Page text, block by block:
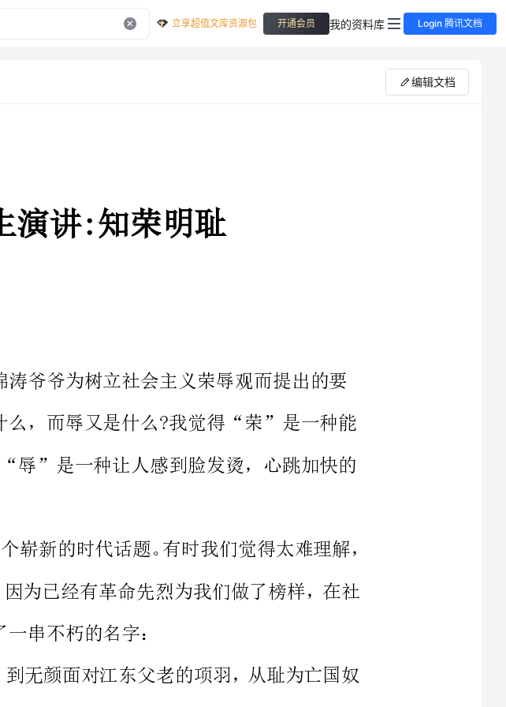
立享超值文库资源包 开通会员 我的资料库 Login 腾讯文档
编辑文档
周恩来，他一生服务人民，鞠躬尽瘁，死而后已。
社会主义荣辱观，这是一个崭新的时代话题。有时我们觉得太难理解，
但仔细想想，其实不然，因为已经有革命先烈为我们做了榜样，在社
的文天祥，到拒绝美国救济粮的朱自清……无数铮铮傲骨的人物，在